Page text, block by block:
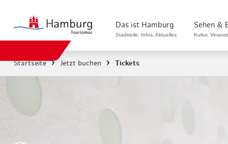
Das ist Hamburg
Stadtteile, Infos, Aktuelles
Sehen &
Kultur,
Startseite Jetzt buchen Tickets